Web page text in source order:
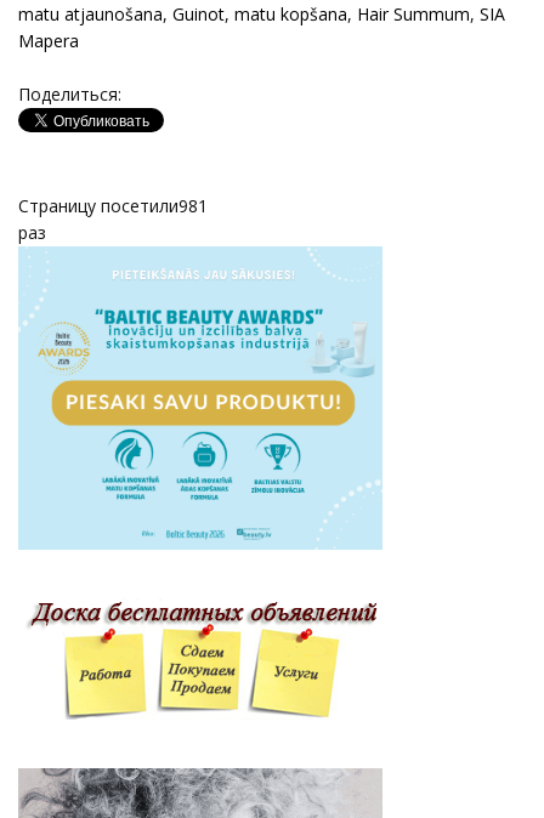
matu atjaunošana, Guinot, matu kopšana, Hair Summum, SIA
Mapera
Поделиться:
Страницу посетили981
раз